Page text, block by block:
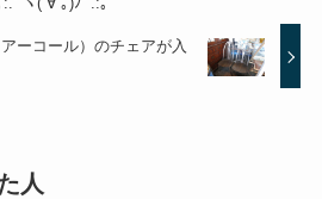
ーコール）のチェアが入
人